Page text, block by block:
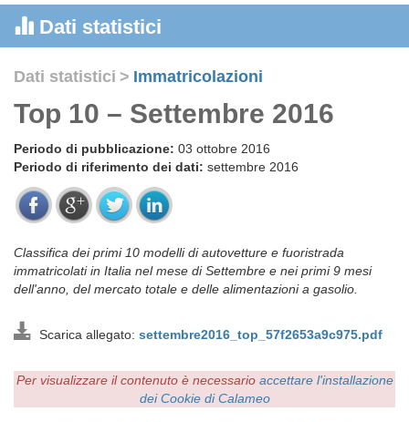
Dati statistici
Dati statistici > Immatricolazioni
Top 10 – Settembre 2016
Periodo di pubblicazione: 03 ottobre 2016
Periodo di riferimento dei dati: settembre 2016
Classifica dei primi 10 modelli di autovetture e fuoristrada
immatricolati in Italia nel mese di Settembre e nei primi 9 mesi
dell'anno, del mercato totale e delle alimentazioni a gasolio.
Scarica allegato: settembre2016_top_57f2653a9c975.pdf
Per visualizzare il contenuto è necessario accettare l'installazione
dei Cookie di Calameo